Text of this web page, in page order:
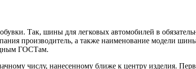
Так, шины для легковых автомобилей в
производитель, а также наименование модели
ГОСТам.
числу, нанесенному ближе к центру изделия.